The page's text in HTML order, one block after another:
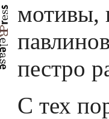
мотивы,
пестро
С тех